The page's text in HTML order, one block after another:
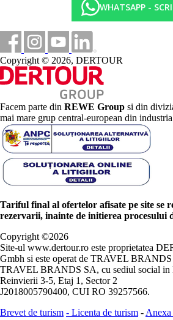
WHATSAPP -
Copyright © 2026, DERTOUR
Facem parte din REWE Group si din
mai mare grup central-european din
Tariful final al ofertelor afisate pe site se
rezervarii, inainte de initierea procesului
Copyright ©2026
Site-ul www.dertour.ro este proprietatea
Gmbh si este operat de TRAVEL
TRAVEL BRANDS SA, cu sediul social in
Reinvierii 3-5, Etaj 1, Sector 2
J2018005790400, CUI RO 39257566.
Brevet de turism - Licenta de turism - Anexa